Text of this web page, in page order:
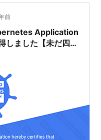
replicas: 3 sel…
前
Application
ました【未だ四冠